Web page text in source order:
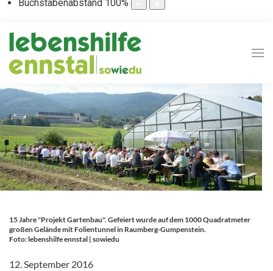
Buchstabenabstand 100%
15 Jahre "Projekt Gartenbau". Gefeiert wurde auf dem 1000 Quadratmeter
großen Gelände mit Folientunnel in Raumberg-Gumpenstein.
Foto: lebenshilfe ennstal | sowiedu
12. September 2016